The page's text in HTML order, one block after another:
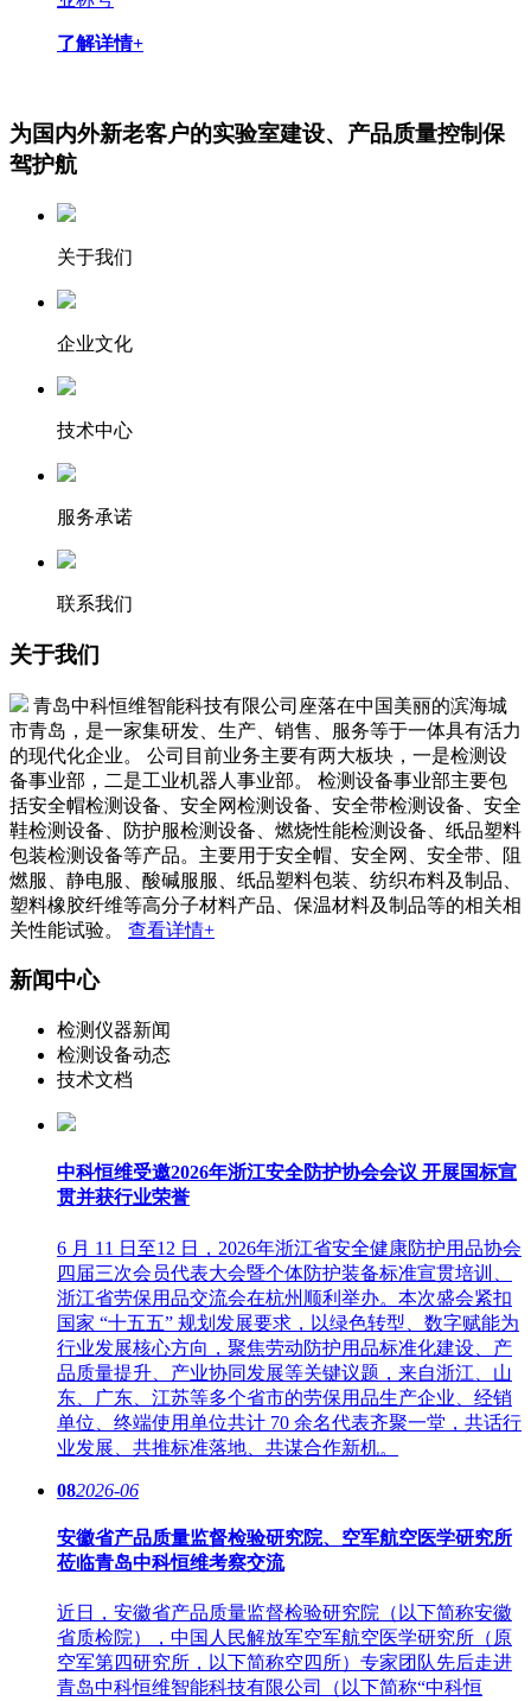
了解详情+
为国内外新老客户的实验室建设、产品质量控制保
驾护航
关于我们
企业文化
技术中心
服务承诺
联系我们
关于我们
青岛中科恒维智能科技有限公司座落在中国美丽的滨海城
市青岛，是一家集研发、生产、销售、服务等于一体具有活力
的现代化企业。 公司目前业务主要有两大板块，一是检测设
备事业部，二是工业机器人事业部。 检测设备事业部主要包
括安全帽检测设备、安全网检测设备、安全带检测设备、安全
鞋检测设备、防护服检测设备、燃烧性能检测设备、纸品塑料
包装检测设备等产品。主要用于安全帽、安全网、安全带、阻
燃服、静电服、酸碱服服、纸品塑料包装、纺织布料及制品、
塑料橡胶纤维等高分子材料产品、保温材料及制品等的相关相
关性能试验。 查看详情+
新闻中心
检测仪器新闻
检测设备动态
技术文档
中科恒维受邀2026年浙江安全防护协会会议 开展国标宣
贯并获行业荣誉
6 月 11 日至12 日，2026年浙江省安全健康防护用品协会
四届三次会员代表大会暨个体防护装备标准宣贯培训、
浙江省劳保用品交流会在杭州顺利举办。本次盛会紧扣
国家 “十五五” 规划发展要求，以绿色转型、数字赋能为
行业发展核心方向，聚焦劳动防护用品标准化建设、产
品质量提升、产业协同发展等关键议题，来自浙江、山
东、广东、江苏等多个省市的劳保用品生产企业、经销
单位、终端使用单位共计 70 余名代表齐聚一堂，共话行
业发展、共推标准落地、共谋合作新机。
082026-06
安徽省产品质量监督检验研究院、空军航空医学研究所
莅临青岛中科恒维考察交流
近日，安徽省产品质量监督检验研究院（以下简称安徽
省质检院），中国人民解放军空军航空医学研究所（原
空军第四研究所，以下简称空四所）专家团队先后走进
青岛中科恒维智能科技有限公司（以下简称“中科恒